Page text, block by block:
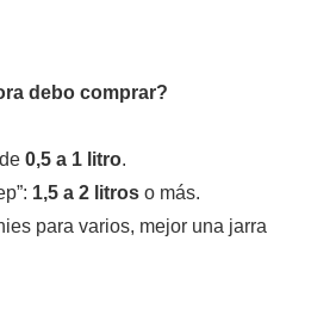
debo comprar?
0,5 a 1 litro.
1,5 a 2 litros o más.
para varios, mejor una jarra